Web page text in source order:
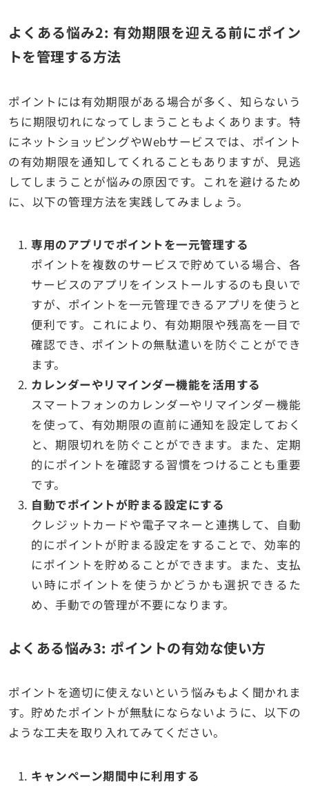
よくある悩み2: 有効期限を迎える前にポイン
トを管理する方法
ポイントには有効期限がある場合が多く、知らないう
ちに期限切れになってしまうこともよくあります。特
にネットショッピングやWebサービスでは、ポイント
の有効期限を通知してくれることもありますが、見逃
してしまうことが悩みの原因です。これを避けるため
に、以下の管理方法を実践してみましょう。
専用のアプリでポイントを一元管理する
ポイントを複数のサービスで貯めている場合、各
サービスのアプリをインストールするのも良いで
すが、ポイントを一元管理できるアプリを使うと
便利です。これにより、有効期限や残高を一目で
確認でき、ポイントの無駄遣いを防ぐことができ
ます。
カレンダーやリマインダー機能を活用する
スマートフォンのカレンダーやリマインダー機能
を使って、有効期限の直前に通知を設定しておく
と、期限切れを防ぐことができます。また、定期
的にポイントを確認する習慣をつけることも重要
です。
自動でポイントが貯まる設定にする
クレジットカードや電子マネーと連携して、自動
的にポイントが貯まる設定をすることで、効率的
にポイントを貯めることができます。また、支払
い時にポイントを使うかどうかも選択できるた
め、手動での管理が不要になります。
よくある悩み3: ポイントの有効な使い方
ポイントを適切に使えないという悩みもよく聞かれま
す。貯めたポイントが無駄にならないように、以下の
ような工夫を取り入れてみてください。
キャンペーン期間中に利用する